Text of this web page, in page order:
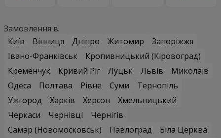
Замовлення в:
Київ
Вінниця Дніпро Житомир
Запоріжжя
Івано-Франківськ
Кропивницький (Кіровоград)
Кременчук
Кривий Ріг Луцьк Львів
Миколаїв
Одеса
Полтава Рівне Суми
Тернопіль
Ужгород
Харків Херсон
Хмельницький
Черкаси
Чернівці
Чернігів
Самар (Новомосковськ)
Павлоград
Біла Церква